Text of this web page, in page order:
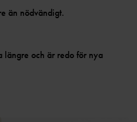
än nödvändigt.
längre och är redo för nya